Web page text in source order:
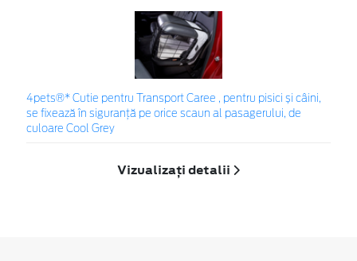
4pets®* Cutie pentru Transport Caree , pentru pisici și câini,
se fixează în siguranță pe orice scaun al pasagerului, de
culoare Cool Grey
Vizualizați detalii